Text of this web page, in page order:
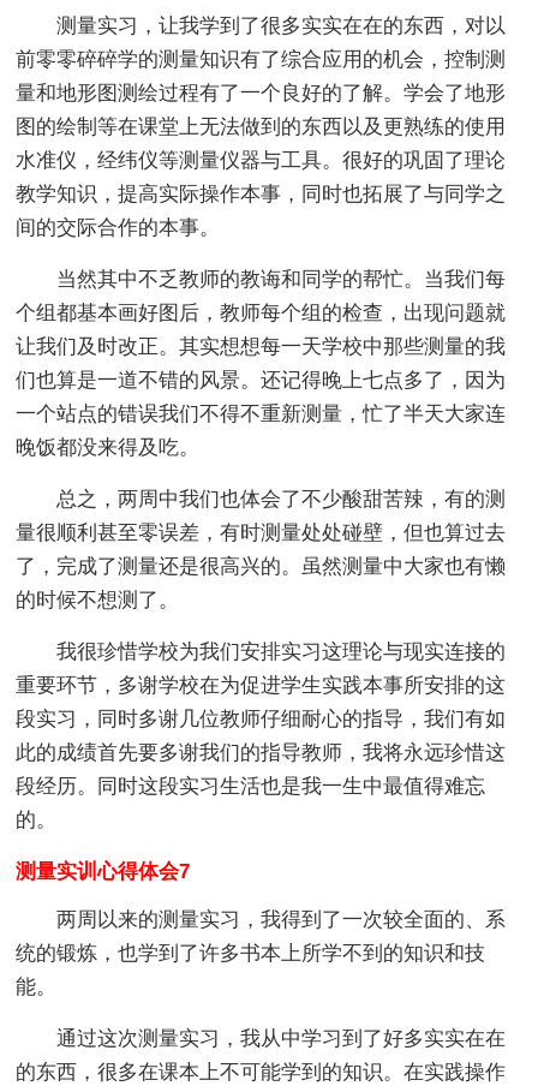
测量实习，让我学到了很多实实在在的东西，对以
前零零碎碎学的测量知识有了综合应用的机会，控制测
量和地形图测绘过程有了一个良好的了解。学会了地形
图的绘制等在课堂上无法做到的东西以及更熟练的使用
水准仪，经纬仪等测量仪器与工具。很好的巩固了理论
教学知识，提高实际操作本事，同时也拓展了与同学之
间的交际合作的本事。
当然其中不乏教师的教诲和同学的帮忙。当我们每
个组都基本画好图后，教师每个组的检查，出现问题就
让我们及时改正。其实想想每一天学校中那些测量的我
们也算是一道不错的风景。还记得晚上七点多了，因为
一个站点的错误我们不得不重新测量，忙了半天大家连
晚饭都没来得及吃。
总之，两周中我们也体会了不少酸甜苦辣，有的测
量很顺利甚至零误差，有时测量处处碰壁，但也算过去
了，完成了测量还是很高兴的。虽然测量中大家也有懒
的时候不想测了。
我很珍惜学校为我们安排实习这理论与现实连接的
重要环节，多谢学校在为促进学生实践本事所安排的这
段实习，同时多谢几位教师仔细耐心的指导，我们有如
此的成绩首先要多谢我们的指导教师，我将永远珍惜这
段经历。同时这段实习生活也是我一生中最值得难忘
的。
测量实训心得体会7
两周以来的测量实习，我得到了一次较全面的、系
统的锻炼，也学到了许多书本上所学不到的知识和技
能。
通过这次测量实习，我从中学习到了好多实实在在
的东西，很多在课本上不可能学到的知识。在实践操作